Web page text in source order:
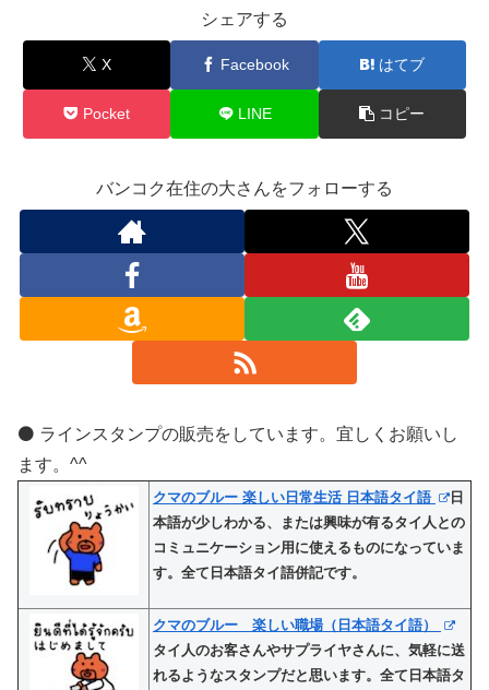
シェアする
X Facebook はてブ
Pocket LINE コピー
バンコク在住の大さんをフォローする
⚫️ ラインスタンプの販売をしています。宜しくお願いし
ます。^^
クマのブルー 楽しい日常生活 日本語タイ語
日
本語が少しわかる、または興味が有るタイ人との
コミュニケーション用に使えるものになっていま
す。全て日本語タイ語併記です。
クマのブルー 楽しい職場（日本語タイ語）
タイ人のお客さんやサプライヤさんに、気軽に送
れるようなスタンプだと思います。全て日本語タ